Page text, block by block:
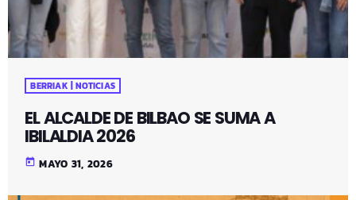
BERRIAK | NOTICIAS
EL ALCALDE DE BILBAO SE SUMA A
IBILALDIA 2026
today MAYO 31, 2026